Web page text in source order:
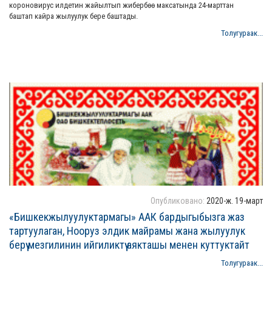
короновирус илдетин жайылтып жибербөө максатында 24-марттан
баштап кайра жылуулук бере баштады.
Толугураак...
Опубликовано: 2020-ж. 19-март
«Бишкекжылуулуктармагы» ААК бардыгыбызга жаз
тартуулаган, Нооруз элдик майрамы жана жылуулук
берүү мезгилинин ийгиликтүү аякташы менен куттуктайт
Толугураак...